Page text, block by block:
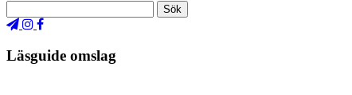
Läsguide omslag